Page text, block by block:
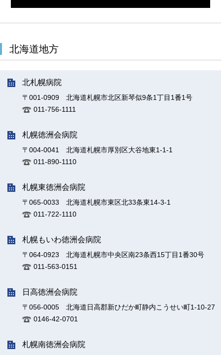
北海道地方
北札幌病院
〒001-0909 北海道札幌市北区新琴似9条1丁目1番1号
011-756-1111
札幌徳洲会病院
〒004-0041 北海道札幌市厚別区大谷地東1-1-1
011-890-1110
札幌東徳洲会病院
〒065-0033 北海道札幌市東区北33条東14-3-1
011-722-1110
札幌もいわ徳洲会病院
〒064-0923 北海道札幌市中央区南23条西15丁目1番30号
011-563-0151
日高徳洲会病院
〒056-0005 北海道日高郡新ひだか町静内こうせい町1-10-27
0146-42-0701
札幌南徳洲会病院